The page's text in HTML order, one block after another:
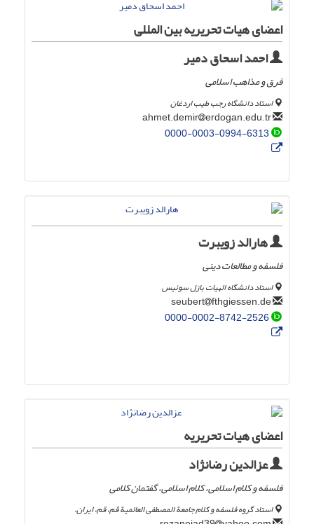
اعضای هیات تحریریه بین المللی
احمد اسحاق دمیر
فرق و مذاهب اسلامی
استاد دانشگاه رجب طیب اردغان
erdogan.edu.tr
0000-0003-0994-6313
هارالد زویبرت
فلسفه و مطالعات دینی
استاد دانشگاه الهیات بازل سوئیس
fthgiessen.de
0000-0002-8742-2526
اعضای هیات تحریریه
عزالدین رضانژاد
فلسفه و کلام اسلامی، کلام اسلامی، گفتمان کلامی
استاد گروه فلسفه و کلام جامعة المصطفی العالمیة قم، قم، ایران.